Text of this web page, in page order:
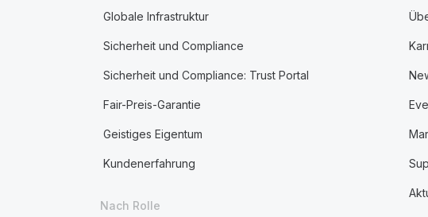
Globale Infrastruktur
Sicherheit und Compliance
Sicherheit und Compliance: Trust Portal
Fair-Preis-Garantie
Geistiges Eigentum
Kundenerfahrung
Nach Rolle